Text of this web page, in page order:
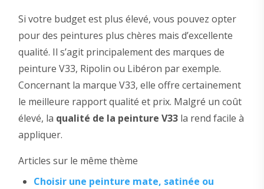
Si votre budget est plus élevé, vous pouvez opter
pour des peintures plus chères mais d’excellente
qualité. Il s’agit principalement des marques de
peinture V33, Ripolin ou Libéron par exemple.
Concernant la marque V33, elle offre certainement
le meilleure rapport qualité et prix. Malgré un coût
élevé, la qualité de la peinture V33la rend facile à
appliquer.
Articles sur le même thème
Choisir une peinture mate, satinée ou